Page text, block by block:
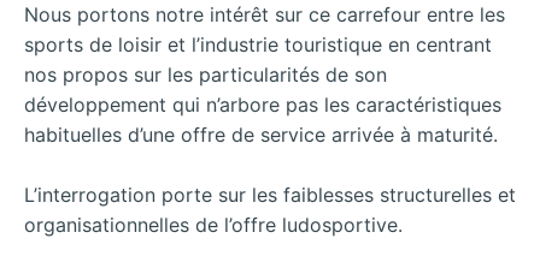
Nous portons notre intérêt sur ce carrefour entre les
sports de loisir et l’industrie touristique en centrant
nos propos sur les particularités de son
développement qui n’arbore pas les caractéristiques
habituelles d’une offre de service arrivée à maturité.
L’interrogation porte sur les faiblesses structurelles et
organisationnelles de l’offre ludosportive.